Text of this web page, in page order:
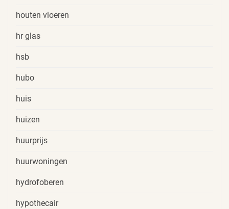
houten vloeren
hr glas
hsb
hubo
huis
huizen
huurprijs
huurwoningen
hydrofoberen
hypothecair